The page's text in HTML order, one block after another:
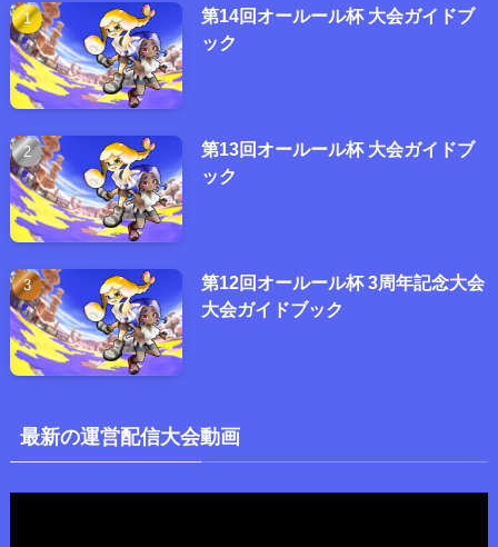
第14回オールール杯 大会ガイドブ
ック
第13回オールール杯 大会ガイドブ
ック
第12回オールール杯 3周年記念大会
大会ガイドブック
最新の運営配信大会動画